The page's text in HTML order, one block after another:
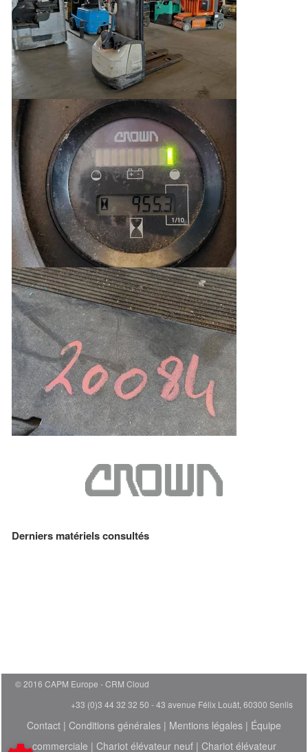
Derniers matériels consultés
© 2016 CAPM Europe
CRM Cloud
+33 (0)3 44 32 32 50 - 43 avenue Félix Louât, 60300 Senlis
Contact | Conditions générales | Mentions légales | Équipe
commerciale | Chariot élévateur neuf| Chariot élévateur